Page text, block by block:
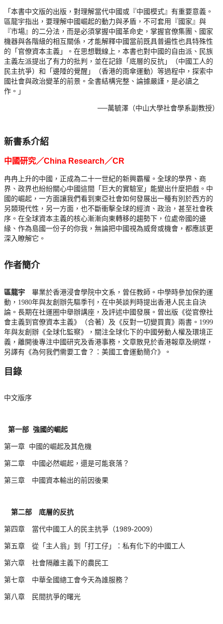
「本書中文版的出版，對理解當代中國或『中國模式』有重要意義。
區龍宇指出，要理解中國崛起的動力與矛盾，不可套用『國家』與
『市場』的二分法，而是必須掌握中國革命史，掌握官僚集團、國家
機器與各階級的相互關係，才能解釋中國當前既具普遍性也具特殊性
的「官僚資本主義」。在思想戰線上，本書也對中國的自由派、民族
主義左派提出了有力的批判，並在記錄「底層的反抗」（中國工人的
民主抗爭）和「邊陲的覺醒」（香港的雨傘運動）等過程中，探索中
國社會與政治變革的前景。全書結構完整、論據嚴謹，是必讀之
作。」
──萬毓澤（中山大學社會學系副教授）
新書系介紹
中國研究／China Research／CR
冉冉上升的中國，正成為二十一世紀的新興霸權。全球的學界、商
界、政界也紛紛關心中國這間「巨大的實驗室」能變出什麼把戲。中
國的崛起，一方面讓我們看到東亞社會如何發展出一種有別於西方的
另類現代性，另一方面，也不斷衝擊全球的經濟、政治，甚至社會秩
序。在全球資本主義的核心漸漸向東轉移的趨勢下，位處帝國的邊
緣、作為島國一份子的你我，無論把中國視為威脅或機會，都應該更
深入瞭解它。
作者簡介
區龍宇 畢業於香港浸會學院中文系，曾任教師。中學時參加保釣運
動， 1980年與友創辦先驅季刊，在中英談判時提出香港人民主自決
論。長期在社運圈中舉辦講座，及評述中國發展。曾出版《從官僚社
會主義到官僚資本主義》（合著）及《反對一切變買賣》兩書。 1999
年與友創辦《全球化監察》，關注全球化下的中國勞動人權及環境正
義，離開後專注中國研究及香港事務，文章散見於香港報章及網媒，
另譯有《為何我們需要工會？：美國工會運動簡介》。
目錄
中文版序
第一部 強國的崛起
第一章 中國的崛起及其危機
第二章 中國必然崛起，還是可能衰落？
第三章 中國資本輸出的前因後果
第二部 底層的反抗
第四章 當代中國工人的民主抗爭（1989-2009）
第五章 從「主人翁」到「打工仔」：私有化下的中國工人
第六章 社會隔離主義下的農民工
第七章 中華全國總工會今天為誰服務？
第八章 民間抗爭的曙光